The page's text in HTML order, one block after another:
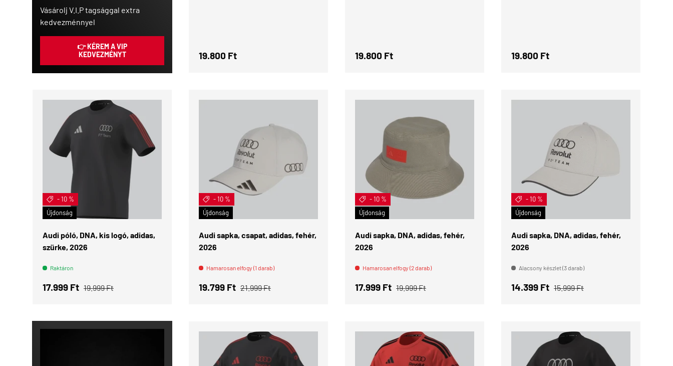
Vásárolj V.I.P tagsággal extra
kedvezménnyel
👉 KÉREM A VIP
KEDVEZMÉNYT
Normál ár
19.800 Ft Normál ár
19.800 Ft Normál ár
19.800 Ft
- 10 %
Újdonság
Audi póló, DNA, kis logó, adidas,
szürke, 2026
Raktáron
Eladási ár
17.999 Ft Normál ár
19.999 Ft
- 10 %
Újdonság
Audi sapka, csapat, adidas, fehér,
2026
Hamarosan elfogy (1 darab)
Eladási ár
19.799 Ft Normál ár
21.999 Ft
- 10 %
Újdonság
Audi sapka, DNA, adidas, fehér,
2026
Hamarosan elfogy (2 darab)
Eladási ár
17.999 Ft Normál ár
19.999 Ft
- 10 %
Újdonság
Audi sapka, DNA, adidas, fehér,
2026
Alacsony készlet (3 darab)
Eladási ár
14.399 Ft Normál ár
15.999 Ft